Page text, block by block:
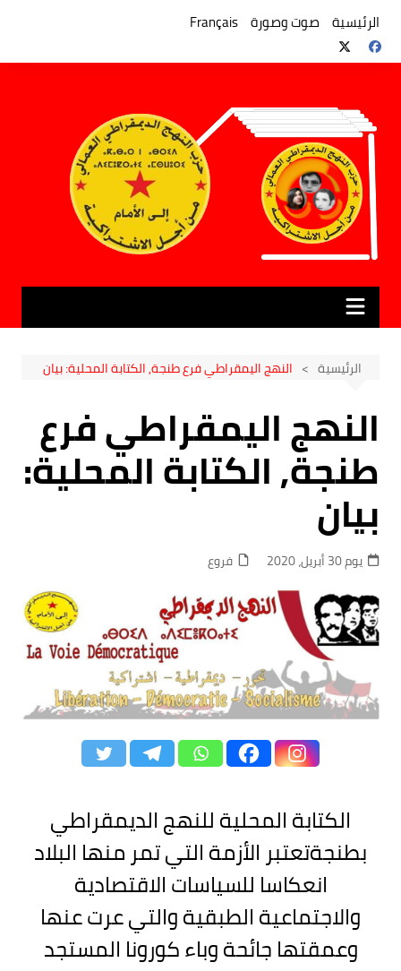
المحتوى
الرئيسية صوت وصورة Français
الرئيسية النهج اليمقراطي فرع طنجة, الكتابة المحلية: بيان
النهج اليمقراطي فرع
طنجة, الكتابة المحلية:
بيان
يوم 30 أبريل، 2020 فروع
الكتابة المحلية للنهج الديمقراطي
بطنجةتعتبر الأزمة التي تمر منها البلاد
انعكاسا للسياسات الاقتصادية
والاجتماعية الطبقية والتي عرت عنها
وعمقتها جائحة وباء كورونا المستجد